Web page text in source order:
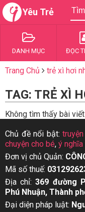
Yêu Trẻ
DANH MỤC ĐỌC
Trang Chủ trẻ xì hơi
TAG: TRẺ XÌ
Không tìm thấy bài
Chủ đề nổi bật:
chuyện cho bé, ý nghĩa
Đơn vị chủ Quản:
Mã số thuế:
Địa chỉ:369 đường
Phú Nhuận, Thành
Đại diện pháp luật: